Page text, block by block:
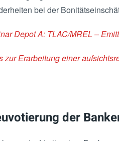
bei der
Depot A: TLAC/MREL –
zur Erarbeitung einer
der